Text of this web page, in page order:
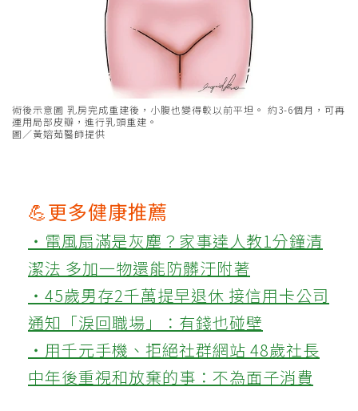
術後示意圖 乳房完成重建後，小腹也變得較以前平坦。 約3-6個月，可再
運用局部皮瓣，進行乳頭重建。
圖／黃嫆茹醫師提供
💪更多健康推薦
‧電風扇滿是灰塵？家事達人教1分鐘清
潔法 多加一物還能防髒汙附著
‧45歲男存2千萬提早退休 接信用卡公司
通知「淚回職場」：有錢也碰壁
‧用千元手機、拒絕社群網站 48歲社長
中年後重視和放棄的事：不為面子消費